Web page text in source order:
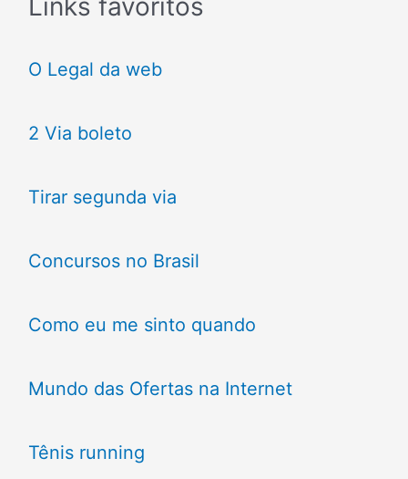
Links favoritos
O Legal da web
2 Via boleto
Tirar segunda via
Concursos no Brasil
Como eu me sinto quando
Mundo das Ofertas na Internet
Tênis running